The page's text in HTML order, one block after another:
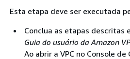
Esta etapa deve ser executada
Conclua as etapas descritas
Guia do usuário da Amazon
Ao abrir a VPC no Console